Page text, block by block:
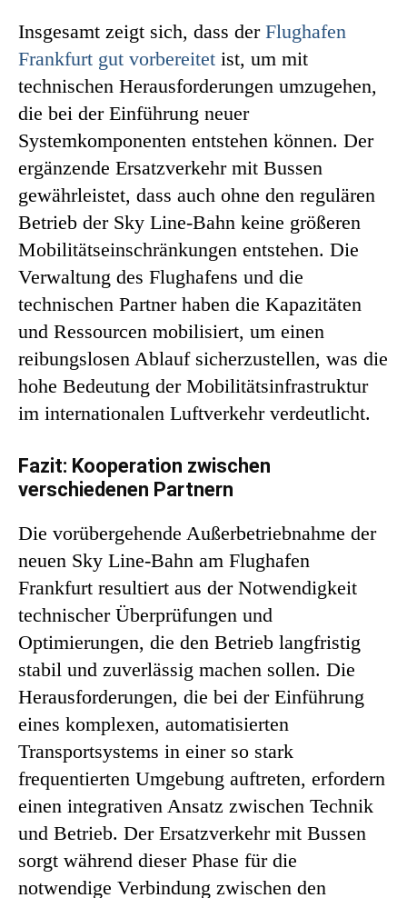
Insgesamt zeigt sich, dass der Flughafen
Frankfurt gut vorbereitet ist, um mit
technischen Herausforderungen umzugehen,
die bei der Einführung neuer
Systemkomponenten entstehen können. Der
ergänzende Ersatzverkehr mit Bussen
gewährleistet, dass auch ohne den regulären
Betrieb der Sky Line-Bahn keine größeren
Mobilitätseinschränkungen entstehen. Die
Verwaltung des Flughafens und die
technischen Partner haben die Kapazitäten
und Ressourcen mobilisiert, um einen
reibungslosen Ablauf sicherzustellen, was die
hohe Bedeutung der Mobilitätsinfrastruktur
im internationalen Luftverkehr verdeutlicht.
Fazit: Kooperation zwischen
verschiedenen Partnern
Die vorübergehende Außerbetriebnahme der
neuen Sky Line-Bahn am Flughafen
Frankfurt resultiert aus der Notwendigkeit
technischer Überprüfungen und
Optimierungen, die den Betrieb langfristig
stabil und zuverlässig machen sollen. Die
Herausforderungen, die bei der Einführung
eines komplexen, automatisierten
Transportsystems in einer so stark
frequentierten Umgebung auftreten, erfordern
einen integrativen Ansatz zwischen Technik
und Betrieb. Der Ersatzverkehr mit Bussen
sorgt während dieser Phase für die
notwendige Verbindung zwischen den